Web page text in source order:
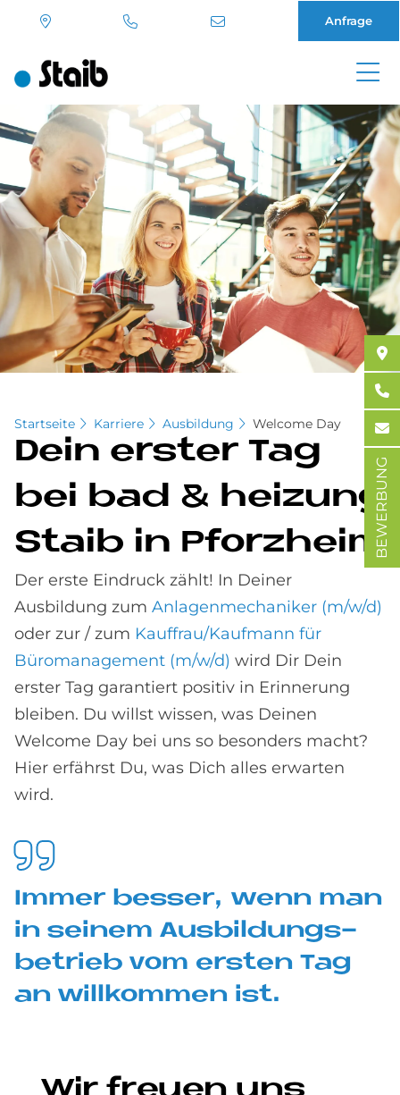
zum
Inhalt
Anfrage
Startseite Karriere Ausbildung Welcome Day
Dein er­ster Tag
bei bad & hei­zung
Staib in Pforz­heim
Der erste Eindruck zählt! In Deiner
Ausbildung zum Anlagenmechaniker (m/w/d)
oder zur / zum Kauffrau/Kaufmann für
Büromanagement (m/w/d) wird Dir Dein
erster Tag garantiert positiv in Erinnerung
bleiben. Du willst wissen, was Deinen
Welcome Day bei uns so besonders macht?
Hier erfährst Du, was Dich alles erwarten
wird.
Im­mer bes­ser, wenn man
in sei­nem Aus­bil­dungs­
be­trieb vom er­sten Tag
an will­kom­men ist.
BEWERBUNG